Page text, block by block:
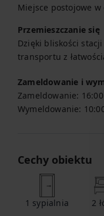
Miejsce postojowe
Przemieszczanie się
Dzięki bliskości
transportu z
Zameldowanie i
Zameldowanie: 16:00
Wymeldowanie:
Cechy obiektu
1 sypialnia 2